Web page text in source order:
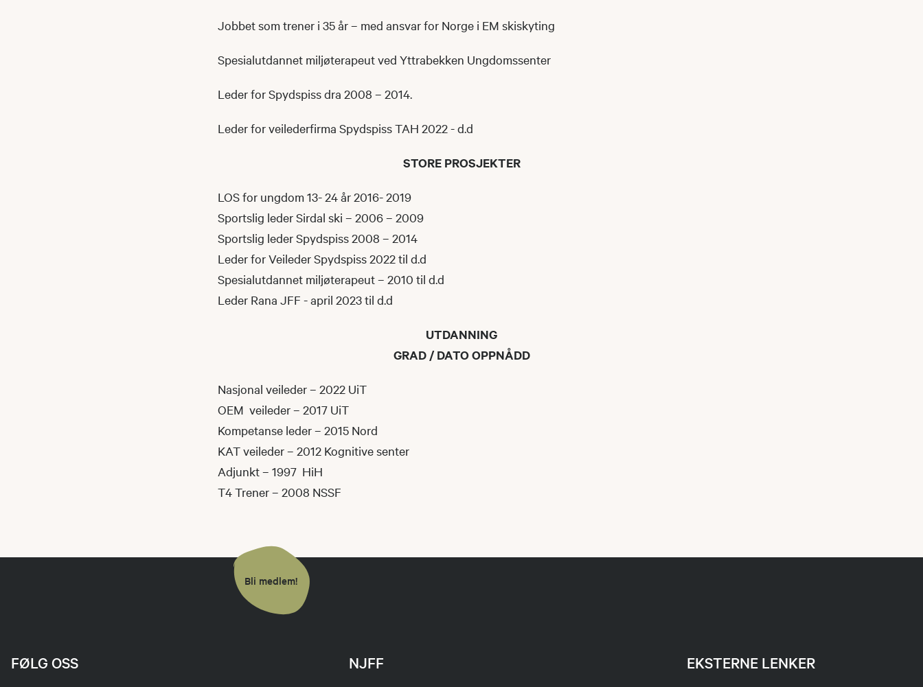
Jobbet som trener i 35 år – med ansvar for Norge i EM skiskyting
Spesialutdannet miljøterapeut ved Yttrabekken Ungdomssenter
Leder for Spydspiss dra 2008 – 2014.
Leder for veilederfirma Spydspiss TAH 2022 - d.d
STORE PROSJEKTER
LOS for ungdom 13- 24 år 2016- 2019
Sportslig leder Sirdal ski – 2006 – 2009
Sportslig leder Spydspiss 2008 – 2014
Leder for Veileder Spydspiss 2022 til d.d
Spesialutdannet miljøterapeut – 2010 til d.d
Leder Rana JFF - april 2023 til d.d
UTDANNING
GRAD / DATO OPPNÅDD
Nasjonal veileder – 2022 UiT
OEM veileder – 2017 UiT
Kompetanse leder – 2015 Nord
KAT veileder – 2012 Kognitive senter
Adjunkt – 1997 HiH
T4 Trener – 2008 NSSF
Bli medlem!
NJFF EKSTERNE LENKER
FØLG OSS